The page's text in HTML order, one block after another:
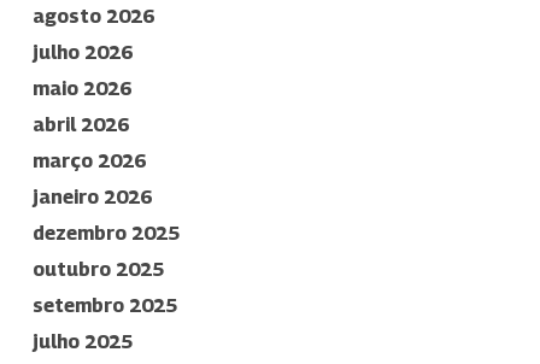
agosto 2026
julho 2026
maio 2026
abril 2026
março 2026
janeiro 2026
dezembro 2025
outubro 2025
setembro 2025
julho 2025